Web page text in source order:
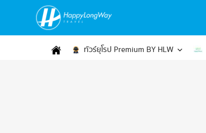
ทัวร์ยุโรป Premium BY HLW